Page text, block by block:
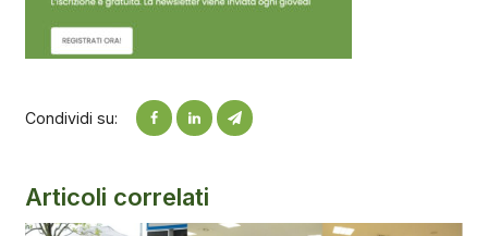
Condividi su:
Articoli correlati